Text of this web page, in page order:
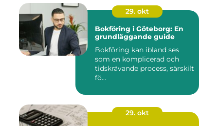
29. okt
Bokföring i Göteborg: En
grundläggande guide
Bokföring kan ibland ses
som en komplicerad och
tidskrävande process, särskilt
fö...
29. okt